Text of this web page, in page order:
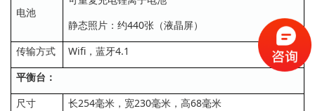
电池
静态照片：约440张（液晶屏）
传输方式
Wifi，蓝牙4.1
平衡台：
尺寸
长254毫米，宽230毫米，高68毫米